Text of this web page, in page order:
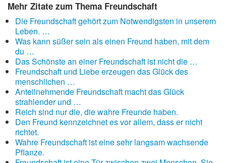
Mehr Zitate zum Thema Freundschaft
Die Freundschaft gehört zum Notwendigsten in unserem
Leben. …
Was kann süßer sein als einen Freund haben, mit dem
du …
Das Schönste an einer Freundschaft ist nicht die …
Freundschaft und Liebe erzeugen das Glück des
menschlichen …
Anteilnehmende Freundschaft macht das Glück
strahlender und …
Reich sind nur die, die wahre Freunde haben.
Den Freund kennzeichnet es vor allem, dass er nicht
richtet.
Wahre Freundschaft ist eine sehr langsam wachsende
Pflanze.